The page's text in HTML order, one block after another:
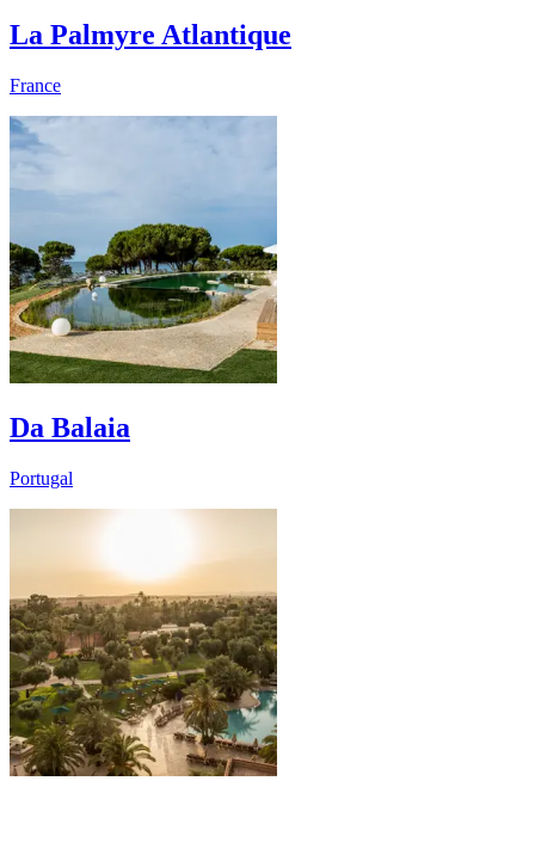
La Palmyre Atlantique
France
Da Balaia
Portugal